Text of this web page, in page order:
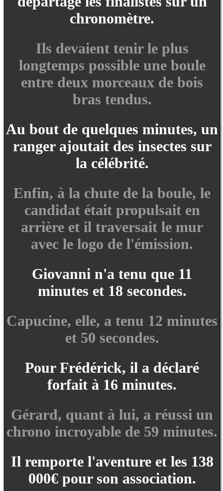
chronomètre.
Ils devaient tenir le plus
longtemps possible une boule
entre deux morceaux de bois
bras tendus.
Au bout de quelques minutes, un
ranger ajoutait des insectes sur
la célébrité.
Enfin, à la chute de la boule, le
candidat était propulsait en
arrière et il traversait le mur
avec le logo de l'émission.
Giovanni n'a tenu que 11
minutes et 18 secondes.
Capucine, elle, a tenu 12 minutes
et 50 secondes.
Pour Frédérick, il a déclaré
forfait à 16 minutes.
Gérard, quant à lui, a réussi un
chrono incroyable de 59 minutes.
Il remporte l'aventure et les 138
000€ pour son association.